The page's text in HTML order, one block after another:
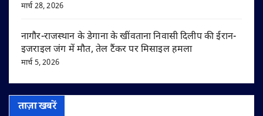
मार्च 28, 2026
नागौर-राजस्थान के डेगाना के खींवताना निवासी दिलीप की ईरान-
इजराइल जंग में मौत, तेल टैंकर पर मिसाइल हमला
मार्च 5, 2026
ताज़ा खबरें